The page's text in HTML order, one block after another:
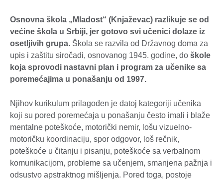
Osnovna škola „Mladost“ (Knjaževac) razlikuje se od
većine škola u Srbiji, jer gotovo svi učenici dolaze iz
osetljivih grupa. Škola se razvila od Državnog doma za
upis i zaštitu siročadi, osnovanog 1945. godine, do škole
koja sprovodi nastavni plan i program za učenike sa
poremećajima u ponašanju od 1997.
Njihov kurikulum prilagođen je datoj kategoriji učenika
koji su pored poremećaja u ponašanju često imali i blaže
mentalne poteškoće, motorički nemir, lošu vizuelno-
motoričku koordinaciju, spor odgovor, loš rečnik,
poteškoće u čitanju i pisanju, poteškoće sa verbalnom
komunikacijom, probleme sa učenjem, smanjena pažnja i
odsustvo apstraktnog mišljenja. Pored toga, postoje